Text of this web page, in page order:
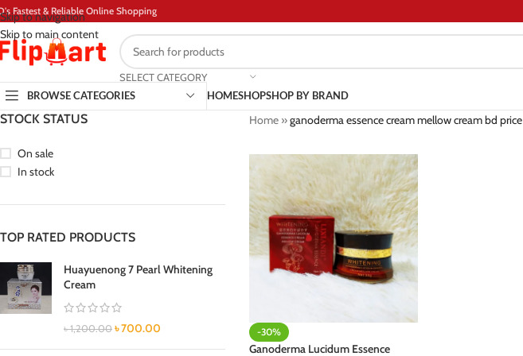
Skip to navigation
Skip to main content
Fastest & Reliable Online Shopping
SELECT CATEGORY
BROWSE CATEGORIES
HOMESHOPSHOP BY BRAND
STOCK STATUS
On sale
In stock
TOP RATED PRODUCTS
Huayuenong 7 Pearl Whitening
Cream
৳1,200.00 ৳700.00
Home»ganoderma essence cream mellow cream bd price
-30%
Ganoderma Lucidum Essence